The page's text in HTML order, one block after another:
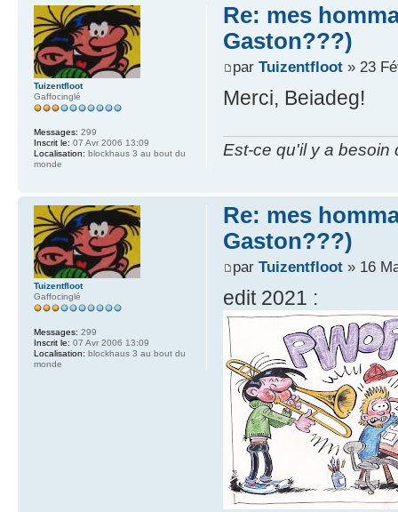
Re: mes
Gaston???)
par Tuizentfloot» 23
Merci, Beiadeg!
Est-ce qu'il y a besoin
Tuizentfloot
Gaffocinglé
Messages: 299
Inscrit le: 07 Avr 2006 13:09
Localisation: blockhaus 3 au bout du
monde
Re: mes
Gaston???)
par Tuizentfloot» 16
edit 2021 :
Tuizentfloot
Gaffocinglé
Messages: 299
Inscrit le: 07 Avr 2006 13:09
Localisation: blockhaus 3 au bout du
monde